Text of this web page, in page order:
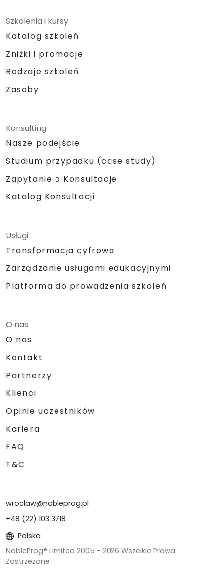
Szkolenia i kursy
Katalog szkoleń
Zniżki i promocje
Rodzaje szkoleń
Zasoby
Konsulting
Nasze podejście
Studium przypadku (case study)
Zapytanie o Konsultacje
Katalog Konsultacji
Usługi
Transformacja cyfrowa
Zarządzanie usługami edukacyjnymi
Platforma do prowadzenia szkoleń
O nas
O nas
Kontakt
Partnerzy
Klienci
Opinie uczestników
Kariera
FAQ
T&C
wroclaw@nobleprog.pl
+48 (22) 103 3718
Polska
NobleProg® Limited 2005 - 2026 Wszelkie Prawa
Zastrzeżone